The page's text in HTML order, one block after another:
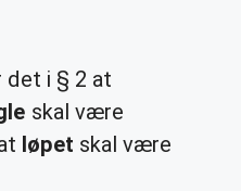
det i § 2 at
skal være
løpet skal være